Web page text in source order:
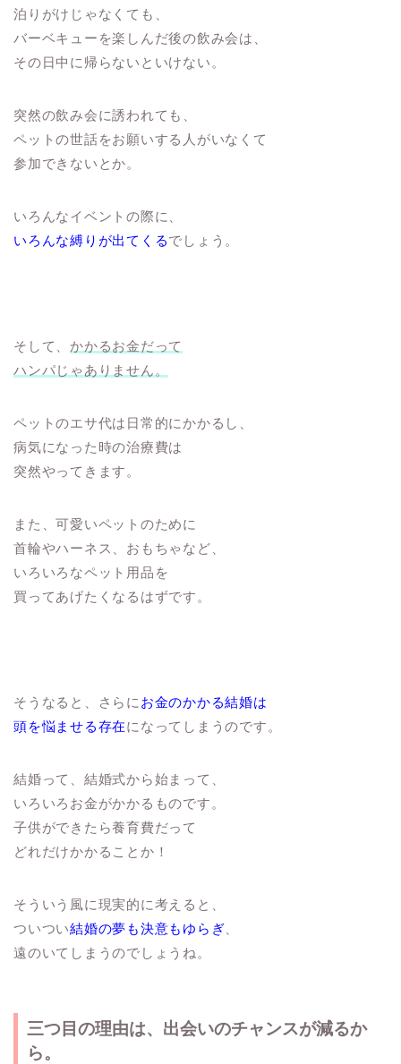
泊りがけじゃなくても、
バーベキューを楽しんだ後の飲み会は、
その日中に帰らないといけない。
突然の飲み会に誘われても、
ペットの世話をお願いする人がいなくて
参加できないとか。
いろんなイベントの際に、
いろんな縛りが出てくるでしょう。
そして、 かかるお金だって
ハンパじゃありません。
ペットのエサ代は日常的にかかるし、
病気になった時の治療費は
突然やってきます。
また、可愛いペットのために
首輪やハーネス、おもちゃなど、
いろいろなペット用品を
買ってあげたくなるはずです。
そうなると、さらに お金のかかる結婚は
頭を悩ませる存在になってしまうのです。
結婚って、結婚式から始まって、
いろいろお金がかかるものです。
子供ができたら養育費だって
どれだけかかることか！
そういう風に現実的に考えると、
ついつい結婚の夢も決意もゆらぎ
遠のいてしまうのでしょうね。
三つ目の理由は、 出会いのチャンスが減るか
ら。